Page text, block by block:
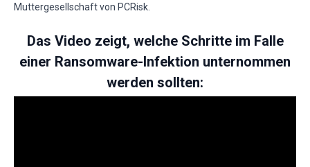
Muttergesellschaft von PCRisk.
Das Video zeigt, welche Schritte im Falle
einer Ransomware-Infektion unternommen
werden sollten: